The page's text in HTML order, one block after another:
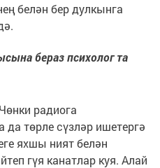
белән бер дулкынга
бераз психолог та
радиога
төрле сүзләр ишетергә
яхшы ният белән
гүя канатлар куя. Алай